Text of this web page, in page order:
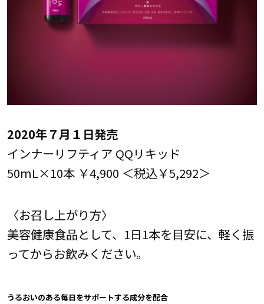
2020年７月１日発売
インナーリフティア QQリキッド
50mL×10本 ￥4,900 ＜税込￥5,292＞
〈お召し上がり方〉
美容健康食品として、1日1本を目安に、軽く振
ってからお飲みください。
うるおいのある毎日をサポートする成分を配合